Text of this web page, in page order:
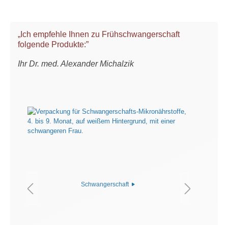
„Ich empfehle Ihnen zu Frühschwangerschaft
folgende Produkte:”
Ihr Dr. med. Alexander Michalzik
Schwangerschaft